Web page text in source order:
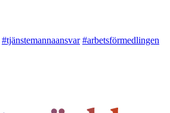
#tjänstemannaansvar #arbetsförmedlingen